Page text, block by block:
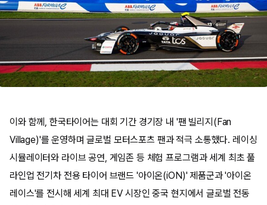
이와 함께, 한국타이어는 대회 기간 경기장 내 '팬 빌리지(Fan
Village)'를 운영하며 글로벌 모터스포츠 팬과 적극 소통했다. 레이싱
시뮬레이터와 라이브 공연, 게임존 등 체험 프로그램과 세계 최초 풀
라인업 전기차 전용 타이어 브랜드 '아이온(iON)' 제품군과 '아이온
레이스'를 전시해 세계 최대 EV 시장인 중국 현지에서 글로벌 전동